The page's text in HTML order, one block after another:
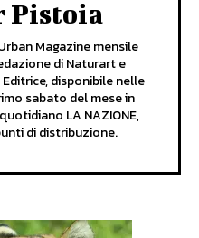
Pistoia
Magazine mensile
di Naturart e
disponibile nelle
sabato del mese in
LA NAZIONE,
di distribuzione.